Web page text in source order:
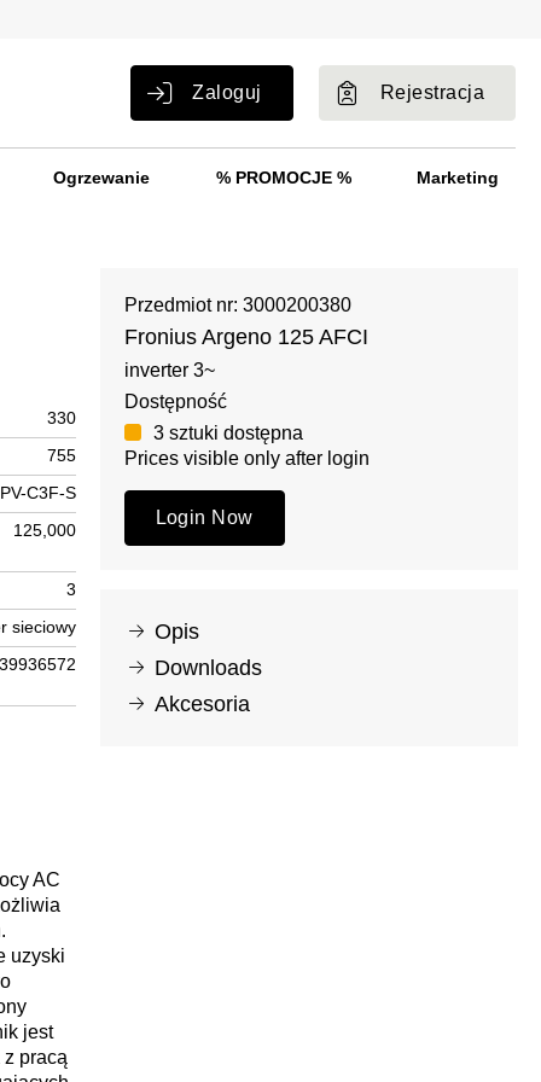
Zaloguj Rejestracja
Ogrzewanie % PROMOCJE % Marketing
330
755
PV-C3F-S
125,000
3
sieciowy
39936572
AC
uzyski
jest
pracą
Przedmiot nr: 3000200380
Fronius Argeno 125 AFCI
inverter 3~
Dostępność
3 sztuki dostępna
Prices visible only after login
Login Now
Opis
Downloads
Akcesoria